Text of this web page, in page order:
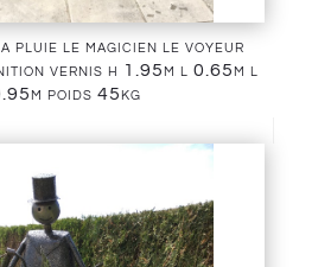
pluie le magicien le voyeur
vernis h 1.95m l 0.65m l
poids 45kg